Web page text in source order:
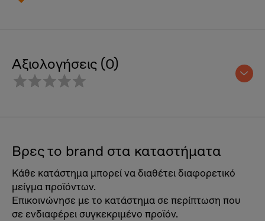
Αξιολογήσεις (0)
Βρες το brand στα καταστήματα
Κάθε κατάστημα μπορεί να διαθέτει διαφορετικό
μείγμα προϊόντων.
Επικοινώνησε με το κατάστημα σε περίπτωση που
σε ενδιαφέρει συγκεκριμένο προϊόν.